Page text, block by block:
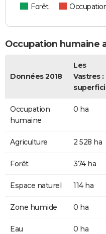
Forêt
Occupation humaine
Données 2018
Les
Vastres :
Occupation
humaine
0 ha
Agriculture 2 528 ha
Forêt 374 ha
Espace naturel 114 ha
Zone humide 0 ha
Eau 0 ha